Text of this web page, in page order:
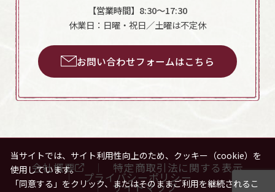
【営業時間】8:30～17:30
休業日：日曜・祝日／土曜は不定休
お問い合わせフォームはこちら
会社概要 特定商取引法に関する表示
プライバシーポリシー
サイトマップ
当サイトでは、サイト利用性向上のため、クッキー（cookie）を
使用しています。
「同意する」をクリック、またはそのままご利用を継続されるこ